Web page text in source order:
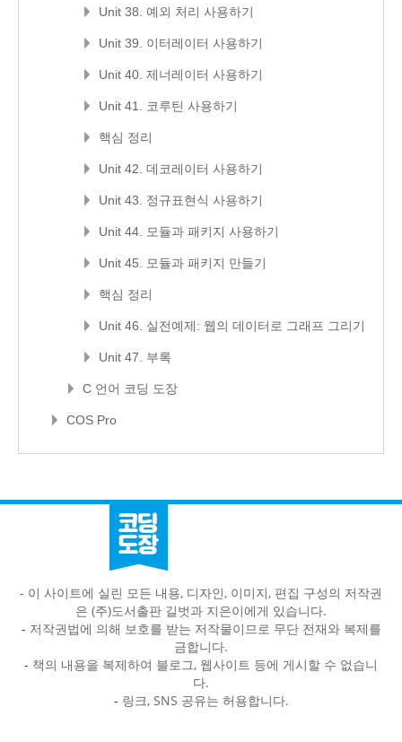
Unit 38. 예외 처리 사용하기
Unit 39. 이터레이터 사용하기
Unit 40. 제너레이터 사용하기
Unit 41. 코루틴 사용하기
핵심 정리
Unit 42. 데코레이터 사용하기
Unit 43. 정규표현식 사용하기
Unit 44. 모듈과 패키지 사용하기
Unit 45. 모듈과 패키지 만들기
핵심 정리
Unit 46. 실전예제: 웹의 데이터로 그래프 그리기
Unit 47. 부록
C 언어 코딩 도장
COS Pro
- 이 사이트에 실린 모든 내용, 디자인, 이미지, 편집 구성의 저작권
은 (주)도서출판 길벗과 지은이에게 있습니다.
- 저작권법에 의해 보호를 받는 저작물이므로 무단 전재와 복제를
금합니다.
- 책의 내용을 복제하여 블로그, 웹사이트 등에 게시할 수 없습니
다.
- 링크, SNS 공유는 허용합니다.